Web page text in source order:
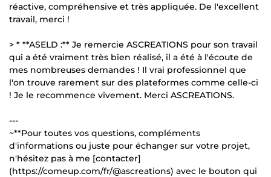
réactive, compréhensive et très appliquée. De l'excellent
travail, merci !
> * **ASELD :** Je remercie ASCREATIONS pour son travail
qui a été vraiment très bien réalisé, il a été à l'écoute de
mes nombreuses demandes ! Il vrai professionnel que
l'on trouve rarement sur des plateformes comme celle-ci
! Je le recommence vivement. Merci ASCREATIONS.
---
~**Pour toutes vos questions, compléments
d'informations ou juste pour échanger sur votre projet,
n'hésitez pas à me [contacter]
(https://comeup.com/fr/@ascreations) avec le bouton qui